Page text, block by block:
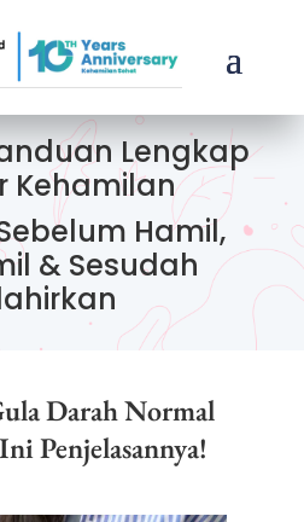
Lengkap
Kehamilan
Hamil,
& Sesudah
Darah Normal
Penjelasannya!